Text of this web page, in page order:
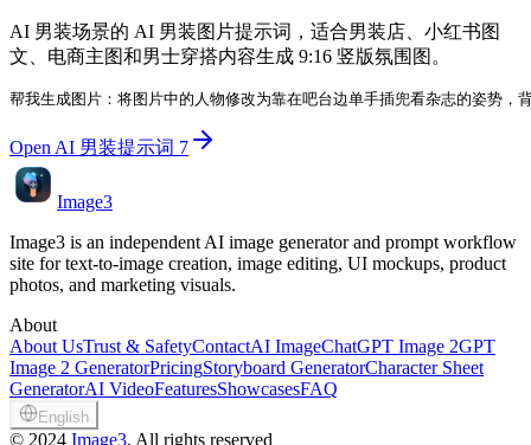
AI 男装场景的 AI 男装图片提示词，适合男装店、小红书图
文、电商主图和男士穿搭内容生成 9:16 竖版氛围图。
帮我生成图片：将图片中的人物修改为靠在吧台边单手插兜看杂志的姿势
Open AI 男装提示词 7
Image3
Image3 is an independent AI image generator and prompt workflow
site for text-to-image creation, image editing, UI mockups, product
photos, and marketing visuals.
About
About UsTrust & SafetyContactAI ImageChatGPT Image 2GPT
Image 2 GeneratorPricingStoryboard GeneratorCharacter Sheet
GeneratorAI VideoFeaturesShowcasesFAQ
English
© 2024 Image3, All rights reserved